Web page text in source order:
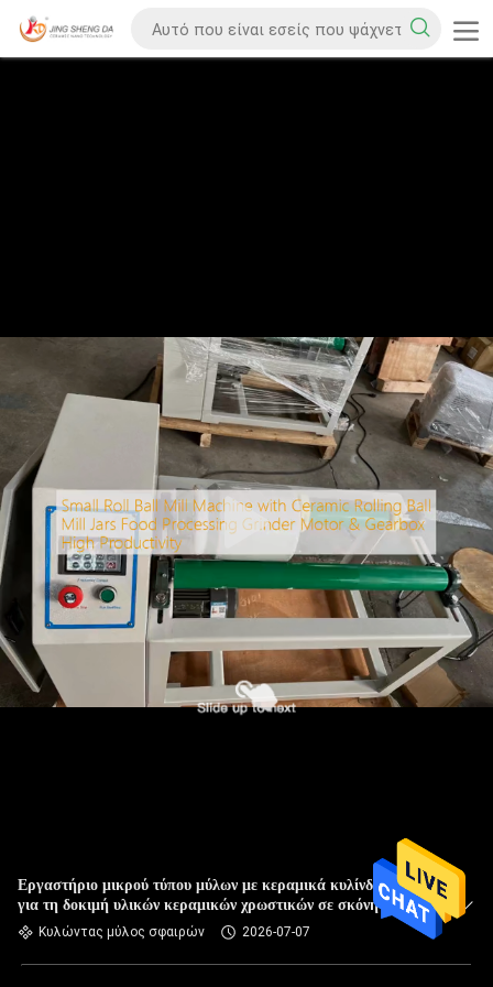
Εργαστήριο μικρού τύπου μύλων με κεραμικά κυλίνδρια βάζα
για τη δοκιμή υλικών κεραμικών χρωστικών σε σκόνη
Κυλώντας μύλος σφαιρών 2026-07-07